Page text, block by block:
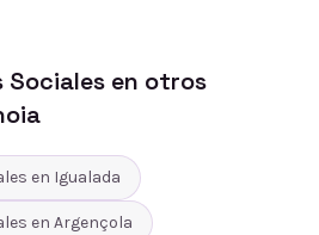
Sociales en otros
en Igualada
en Argençola